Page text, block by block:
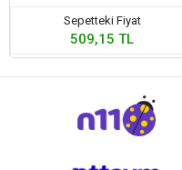
Sepetteki Fiyat
509,15 TL